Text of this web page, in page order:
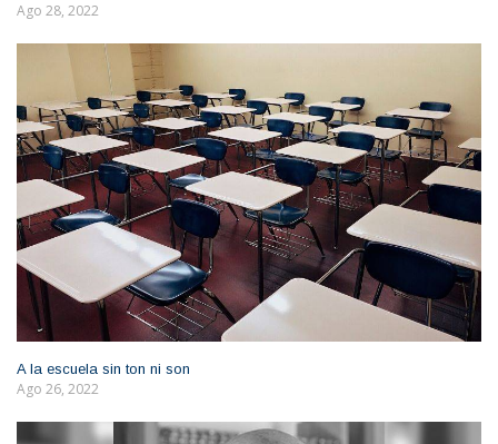
Ago 28, 2022
A la escuela sin ton ni son
Ago 26, 2022